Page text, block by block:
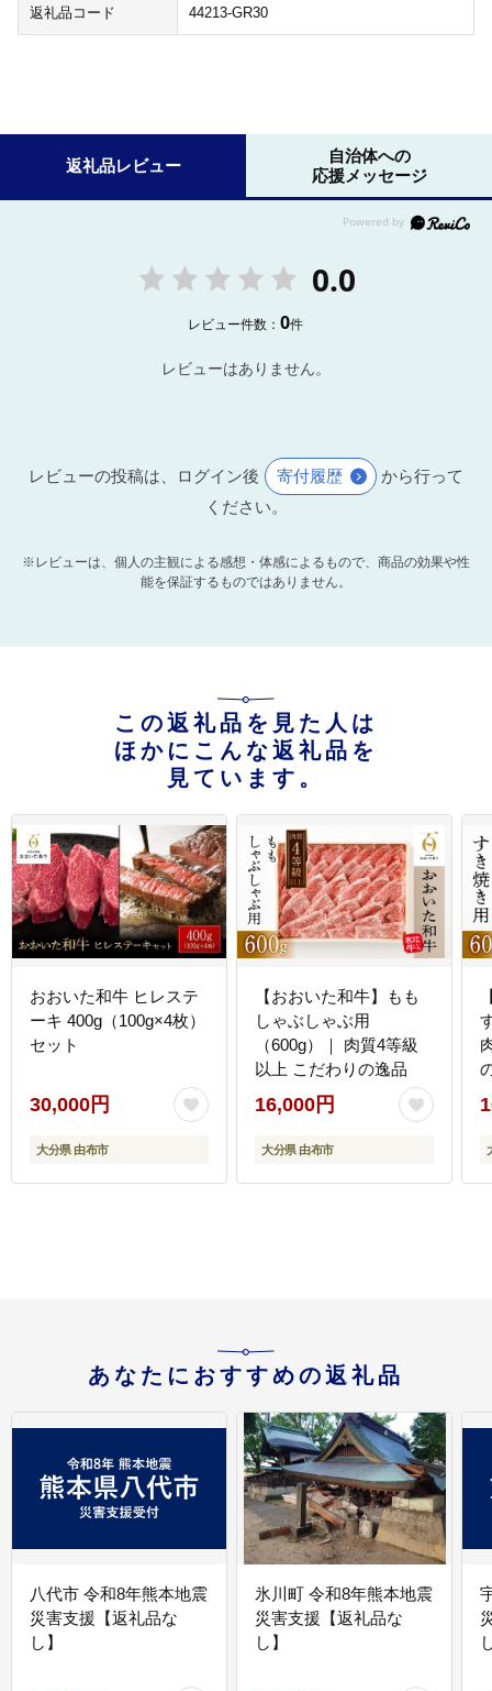
返礼品コード 44213-GR30
返礼品レビュー
自治体への
応援メッセージ
0.0
レビュー件数：0件
レビューはありません。
レビューの投稿は、ログイン後 寄付履歴
から行って
ください。
※レビューは、個人の主観による感想・体感によるもので、商品の効果や性
能を保証するものではありません。
この返礼品を見た人は
ほかにこんな返礼品を
見ています。
おおいた和牛 ヒレステ
ーキ 400g（100g×4枚）
セット
30,000円
大分県 由布市
【おおいた和牛】もも
しゃぶしゃぶ用
（600g）｜ 肉質4等級
以上 こだわりの逸品
16,000円
大分県 由布市
あなたにおすすめの返礼品
八代市 令和8年熊本地震
災害支援【返礼品な
し】
氷川町 令和8年熊本地震
災害支援【返礼品な
し】